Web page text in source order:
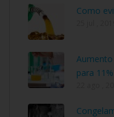
Como
para